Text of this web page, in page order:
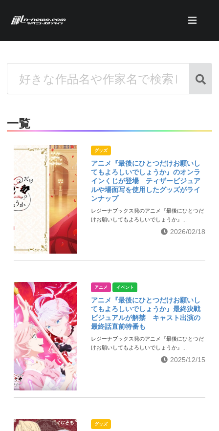
一覧
グッズ
アニメ『最後にひとつだけお願いし
てもよろしいでしょうか』のオンラ
インくじが登場 ティザービジュア
ルや場面写を使用したグッズがライ
ンナップ
レジーナブックス発のアニメ『最後にひとつだ
けお願いしてもよろしいでしょうか』...
2026/02/18
アニメ イベント
アニメ『最後にひとつだけお願いし
てもよろしいでしょうか』最終決戦
ビジュアルが解禁 キャスト出演の
最終話直前特番も
レジーナブックス発のアニメ『最後にひとつだ
けお願いしてもよろしいでしょうか』...
2025/12/15
グッズ